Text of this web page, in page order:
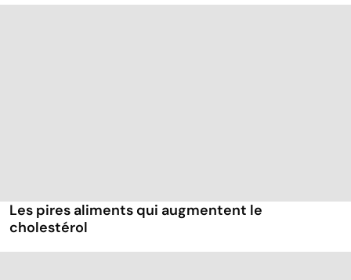
Les pires aliments qui augmentent le
cholestérol